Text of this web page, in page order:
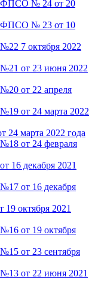
ФПСО № 24 от 20
ФПСО № 23 от 10
7 октября 2022
от 23 июня 2022
от 22 апреля
от 24 марта 2022
24 марта 2022 года
от 24 февраля
16 декабря 2021
от 16 декабря
19 октября 2021
от 19 октября
от 23 сентября
от 22 июня 2021